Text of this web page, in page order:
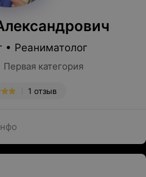
• Реаниматолог
категория
1 отзыв